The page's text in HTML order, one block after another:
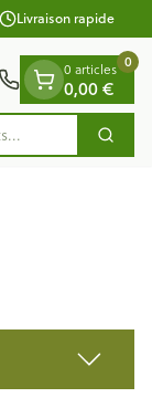
Livraison rapide
0 articles
0,00 €
0